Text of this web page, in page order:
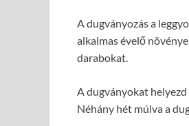
A dugványozás a
alkalmas évelő
darabokat.
A dugványokat helyezd
Néhány hét múlva a